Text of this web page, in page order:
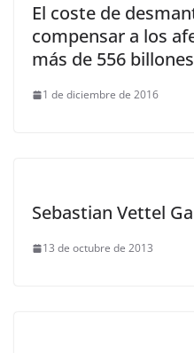
El coste de
compensar a los
más de 556
1 de diciembre de 2016
Sebastian Vettel
13 de octubre de 2013